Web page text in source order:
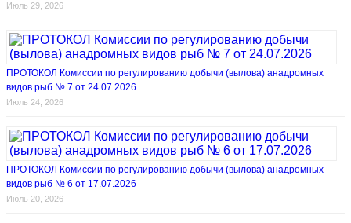
Июль 29, 2026
ПРОТОКОЛ Комиссии по регулированию добычи (вылова) анадромных
видов рыб № 7 от 24.07.2026
Июль 24, 2026
ПРОТОКОЛ Комиссии по регулированию добычи (вылова) анадромных
видов рыб № 6 от 17.07.2026
Июль 20, 2026